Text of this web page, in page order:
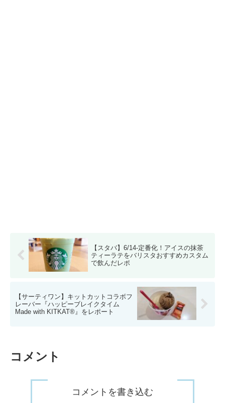
【スタバ】6/14-定番化！アイスの抹茶
ティーラテをバリスタおすすめカスタム
で飲んだレポ
【サーティワン】キットカットコラボフ
レーバー『ハッピーブレイクタイム
Made with KITKAT®』をレポート
コメント
コメントを書き込む